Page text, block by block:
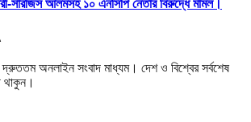
সারজিস আলমসহ ১০ এনসিপি নেতার বিরুদ্ধে মামল।
দ্রুততম অনলাইন সংবাদ মাধ্যম। দেশ ও বিশ্বের সর্বশেষ
থাকুন।